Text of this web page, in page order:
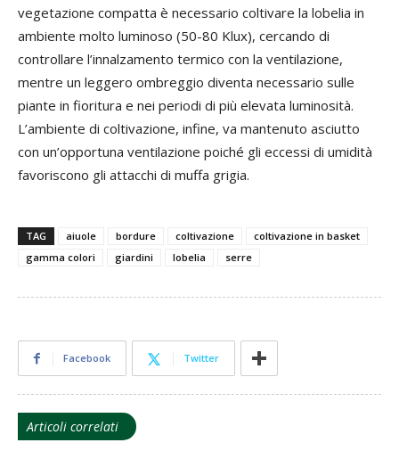
vegetazione compatta è necessario coltivare la lobelia in
ambiente molto luminoso (50-80 Klux), cercando di
controllare l’innalzamento termico con la ventilazione,
mentre un leggero ombreggio diventa necessario sulle
piante in fioritura e nei periodi di più elevata luminosità.
L’ambiente di coltivazione, infine, va mantenuto asciutto
con un’opportuna ventilazione poiché gli eccessi di umidità
favoriscono gli attacchi di muffa grigia.
TAG aiuole bordure coltivazione
coltivazione in basket
gamma colori
giardini lobelia serre
Facebook Twitter
Articoli correlati